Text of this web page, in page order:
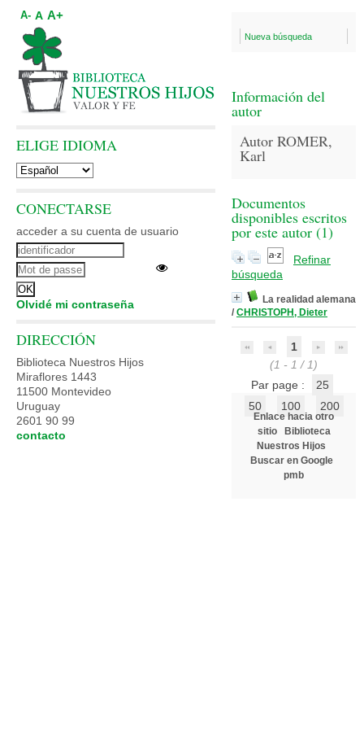
Nueva búsqueda
Información del
autor
Autor ROMER,
Karl
Documentos
disponibles escritos
por este autor (1)
Refinar
búsqueda
La realidad alemana
/ CHRISTOPH, Dieter
1
(1 - 1 / 1)
Par page :
25
50
100 200
Enlace hacia otro
sitio
Biblioteca
Nuestros Hijos
Buscar en Google
pmb
A- A A+
ELIGE IDIOMA
CONECTARSE
acceder a su cuenta de usuario
Olvidé mi contraseña
DIRECCIÓN
Biblioteca Nuestros Hijos
Miraflores 1443
11500 Montevideo
Uruguay
2601 90 99
contacto